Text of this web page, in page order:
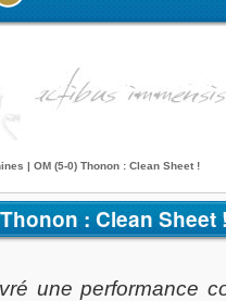
Suivez-nous sur Facebook
Suivez-nous sur Twitter
Abonnez-
| OM (5-0) Thonon : Clean Sheet !
: Clean Sheet
une performance